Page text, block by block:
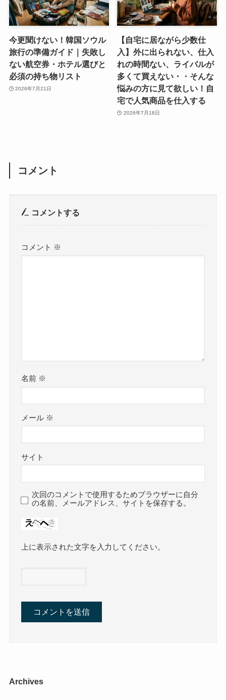
今更聞けない！韓国ソウル
旅行の準備ガイド｜失敗し
ない航空券・ホテル選びと
必須の持ち物リスト
2026年7月21日
【自宅に居ながら少数仕
入】外に出られない、仕入
れの時間ない、ライバルが
多くて買えない・・そんな
悩みの方に見て欲しい！自
宅で人気商品を仕入する
2026年7月18日
コメント
コメントする
コメント ※
名前 ※
メール ※
サイト
次回のコメントで使用するためブラウザーに自分
の名前、メールアドレス、サイトを保存する。
上に表示された文字を入力してください。
Archives